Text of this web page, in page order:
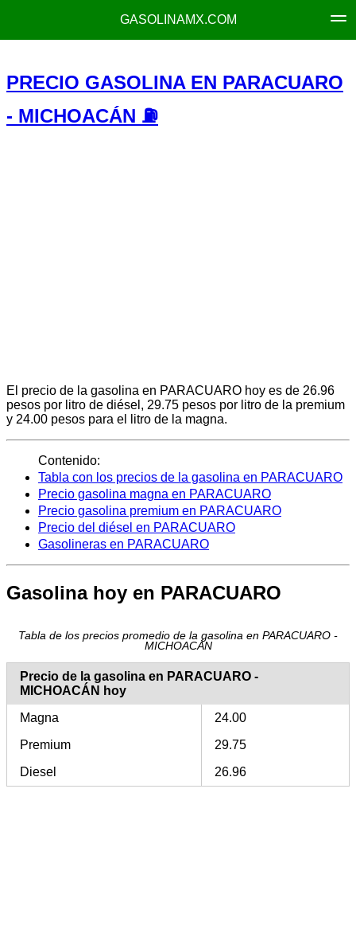
GASOLINAMX.COM
PRECIO GASOLINA EN PARACUARO
- MICHOACÁN ⛽
El precio de la gasolina en PARACUARO hoy es de 26.96
pesos por litro de diésel, 29.75 pesos por litro de la premium
y 24.00 pesos para el litro de la magna.
Contenido:
Tabla con los precios de la gasolina en PARACUARO
Precio gasolina magna en PARACUARO
Precio gasolina premium en PARACUARO
Precio del diésel en PARACUARO
Gasolineras en PARACUARO
Gasolina hoy en PARACUARO
Tabla de los precios promedio de la gasolina en PARACUARO -
MICHOACÁN
Precio de la gasolina en PARACUARO -
MICHOACÁN hoy
Magna
24.00
Premium
29.75
Diesel
26.96